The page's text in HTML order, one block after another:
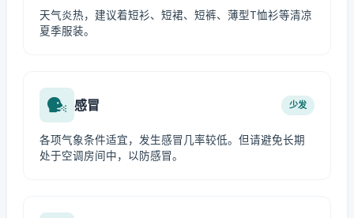
天气炎热，建议着短衫、短裙、短裤、薄型T恤衫等清凉
夏季服装。
感冒 少发
各项气象条件适宜，发生感冒几率较低。但请避免长期
处于空调房间中，以防感冒。